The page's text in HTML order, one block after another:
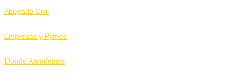
Abogado Civil
Empresas y Pymes
Donde Atendemos